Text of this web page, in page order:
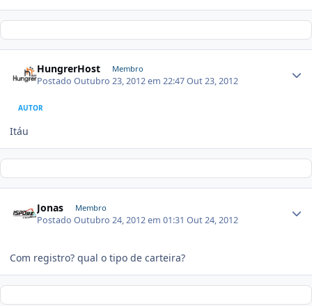
HungrerHost Membro
PostadoOutubro 23, 2012 em 22:47Out 23, 2012
AUTOR
Itáu
Jonas Membro
PostadoOutubro 24, 2012 em 01:31Out 24, 2012
Com registro? qual o tipo de carteira?